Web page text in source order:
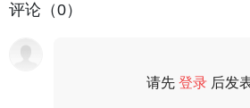
评论（0）
请先登录 后发